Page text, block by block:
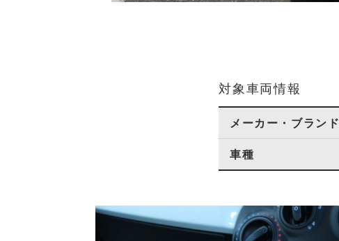
対象車両情報
メーカー・ブランド
車種